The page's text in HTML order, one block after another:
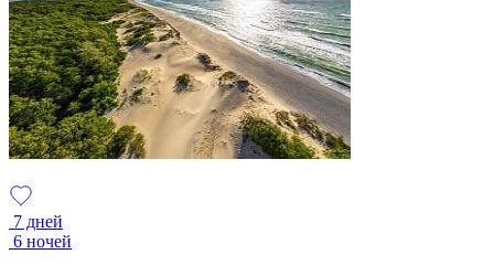
7 дней
6 ночей